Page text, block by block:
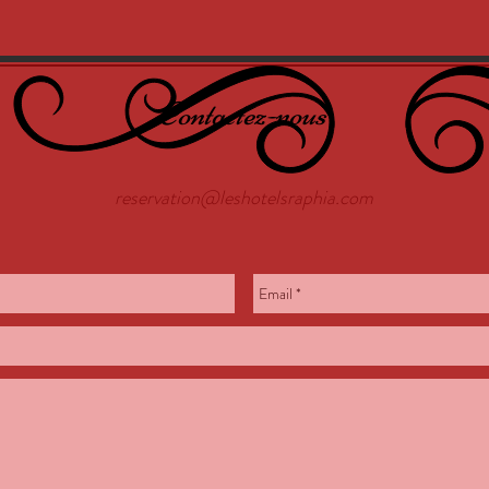
Contactez-nous
reservation@leshotelsraphia.com